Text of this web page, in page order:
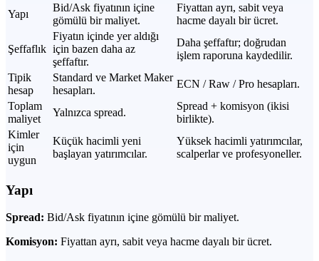
Yapı
Bid/Ask fiyatının içine
gömülü bir maliyet.
Fiyattan ayrı, sabit veya
hacme dayalı bir ücret.
Şeffaflık
Fiyatın içinde yer aldığı
için bazen daha az
şeffaftır.
Daha şeffaftır; doğrudan
işlem raporuna kaydedilir.
Tipik
hesap
Standard ve Market Maker
hesapları.
ECN / Raw / Pro hesapları.
Toplam
maliyet
Yalnızca spread.
Spread + komisyon (ikisi
birlikte).
Kimler
için
uygun
Küçük hacimli yeni
başlayan yatırımcılar.
Yüksek hacimli yatırımcılar,
scalperlar ve profesyoneller.
Yapı
Spread: Bid/Ask fiyatının içine gömülü bir maliyet.
Komisyon: Fiyattan ayrı, sabit veya hacme dayalı bir ücret.